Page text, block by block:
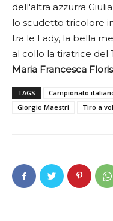
dell'altra azzurra
lo scudetto tricolore
tra le Lady, la bella
al collo la tiratrice del
Maria Francesca Floris
TAGS Campionato
Giorgio Maestri
Tiro a